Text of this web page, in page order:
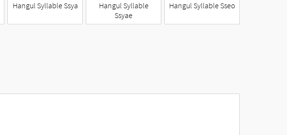
Hangul Syllable Ssya
Hangul Syllable
Ssyae
Hangul Syllable Sseo